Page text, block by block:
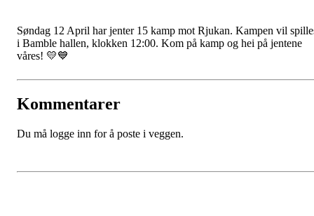
Søndag 12 April har jenter 15 kamp mot Rjukan. Kampen vil
i Bamble hallen, klokken 12:00. Kom på kamp og hei på jentene
våres! 💛💙
Kommentarer
Du må logge inn for å poste i veggen.